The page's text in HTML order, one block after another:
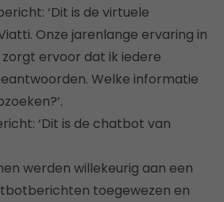
‘Dit is de virtuele
Onze jarenlange ervaring in
ervoor dat ik iedere
Welke informatie
‘Dit is de chatbot van
werden willekeurig aan een
toegewezen en